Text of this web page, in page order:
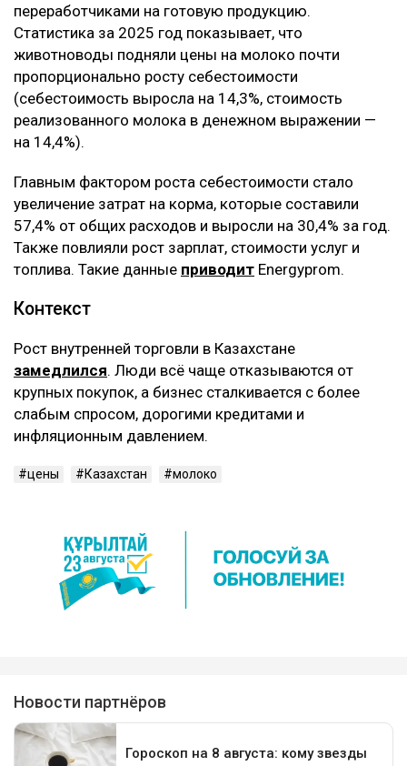
переработчиками на готовую продукцию.
Статистика за 2025 год показывает, что
животноводы подняли цены на молоко почти
пропорционально росту себестоимости
(себестоимость выросла на 14,3%, стоимость
реализованного молока в денежном выражении —
на 14,4%).
Главным фактором роста себестоимости стало
увеличение затрат на корма, которые составили
57,4% от общих расходов и выросли на 30,4% за год.
Также повлияли рост зарплат, стоимости услуг и
топлива. Такие данные приводит Energyprom.
Контекст
Рост внутренней торговли в Казахстане
замедлился. Люди всё чаще отказываются от
крупных покупок, а бизнес сталкивается с более
слабым спросом, дорогими кредитами и
инфляционным давлением.
цены Казахстан молоко